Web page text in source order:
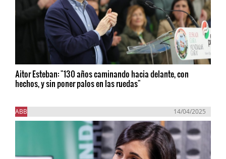
Aitor Esteban: "130 años caminando hacia delante, con
hechos, y sin poner palos en las ruedas"
ABB 14/04/2025